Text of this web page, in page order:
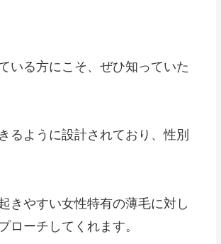
いる方にこそ、ぜひ知っていた
るように設計されており、性別
きやすい女性特有の薄毛に対し
ローチしてくれます。